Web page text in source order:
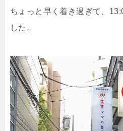
ちょっと早く着き過ぎて、
した。